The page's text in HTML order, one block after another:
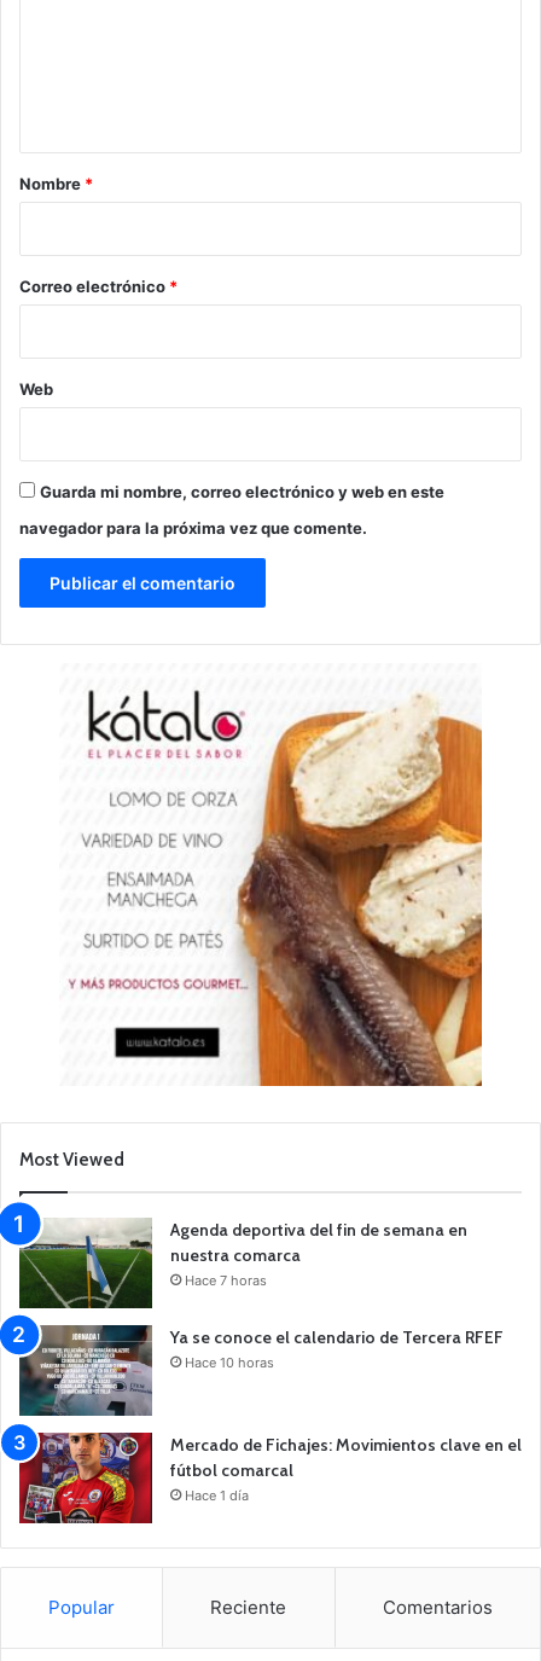
r
*
Nombre *
Correo electrónico *
Web
Guarda mi nombre, correo electrónico y web en este
navegador para la próxima vez que comente.
Most Viewed
Agenda deportiva del fin de semana en
nuestra comarca
Hace 7 horas
Ya se conoce el calendario de Tercera RFEF
Hace 10 horas
Mercado de Fichajes: Movimientos clave en el
fútbol comarcal
Hace 1 día
Popular Reciente Comentarios